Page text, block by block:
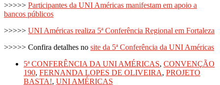
>>>>> Participantes da UNI Américas manifestam em apoio a
bancos públicos
>>>>> UNI Américas realiza 5ª Conferência Regional em Fortaleza
>>>>> Confira detalhes no site da 5ª Conferência da UNI Américas
5ª CONFERÊNCIA DA UNI AMÉRICAS, CONVENÇÃO
190, FERNANDA LOPES DE OLIVEIRA, PROJETO
BASTA!, UNI AMÉRICAS